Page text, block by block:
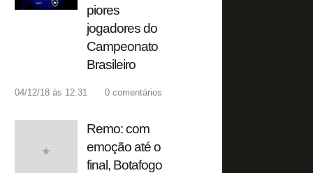
piores
jogadores do
Campeonato
Brasileiro
04/12/18 às 12:31 0 comentários
Remo: com
emoção até o
final, Botafogo